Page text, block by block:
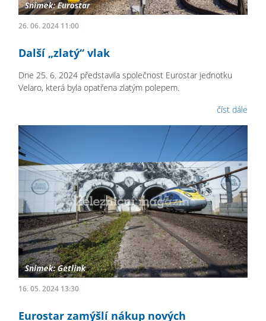
26. 06. 2024 11:00
Další „zlatý“ vlak
Dne 25. 6. 2024 představila společnost Eurostar jednotku
Velaro, která byla opatřena zlatým polepem.
číst dále
16. 05. 2024 13:30
Eurostar zamýšlí nákup nových